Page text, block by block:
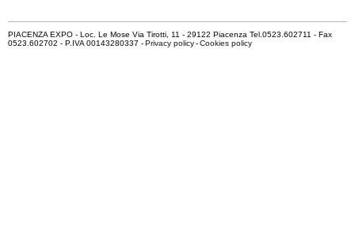
PIACENZA EXPO - Loc. Le Mose Via Tirotti, 11 - 29122 Piacenza Tel.0523.602711 - Fax
0523.602702 - P.IVA 00143280337 -Privacy policy-Cookies policy